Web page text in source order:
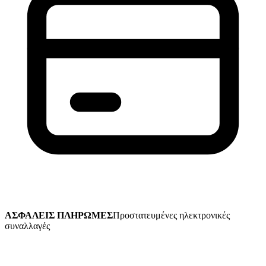
ΑΣΦΑΛΕΙΣ ΠΛΗΡΩΜΕΣΠροστατευμένες ηλεκτρονικές
συναλλαγές